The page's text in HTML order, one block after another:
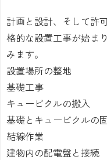
計画と設計、そして許
格的な設置工事が始ま
みます。
設置場所の整地
基礎工事
キュービクルの搬入
基礎とキュービクルの
結線作業
建物内の配電盤と接続